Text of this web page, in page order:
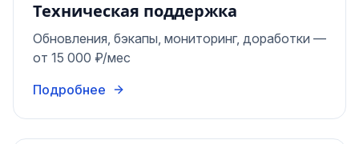
Техническая поддержка
Обновления, бэкапы, мониторинг, доработки —
от 15 000 ₽/мес
Подробнее